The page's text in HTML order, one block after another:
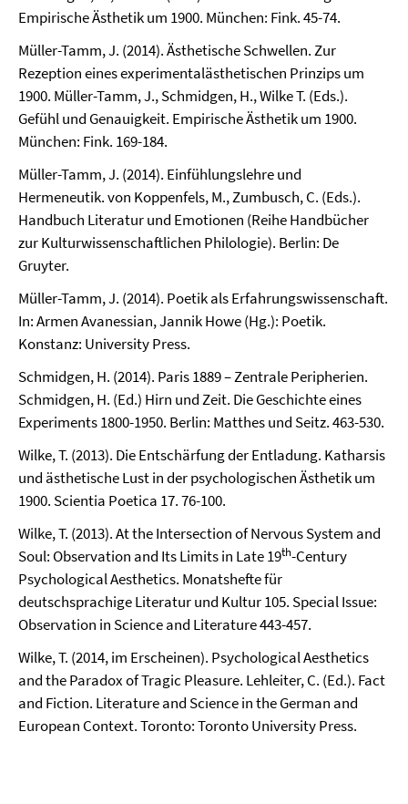
Empirische Ästhetik um 1900. München: Fink. 45-74.
Müller-Tamm, J. (2014). Ästhetische Schwellen. Zur
Rezeption eines experimentalästhetischen Prinzips um
1900. Müller-Tamm, J., Schmidgen, H., Wilke T. (Eds.).
Gefühl und Genauigkeit. Empirische Ästhetik um 1900.
München: Fink. 169-184.
Müller-Tamm, J. (2014). Einfühlungslehre und
Hermeneutik. von Koppenfels, M., Zumbusch, C. (Eds.).
Handbuch Literatur und Emotionen (Reihe Handbücher
zur Kulturwissenschaftlichen Philologie). Berlin: De
Gruyter.
Müller-Tamm, J. (2014). Poetik als Erfahrungswissenschaft.
In: Armen Avanessian, Jannik Howe (Hg.): Poetik.
Konstanz: University Press.
Schmidgen, H. (2014). Paris 1889 – Zentrale Peripherien.
Schmidgen, H. (Ed.) Hirn und Zeit. Die Geschichte eines
Experiments 1800-1950. Berlin: Matthes und Seitz. 463-530.
Wilke, T. (2013). Die Entschärfung der Entladung. Katharsis
und ästhetische Lust in der psychologischen Ästhetik um
1900. Scientia Poetica 17. 76-100.
Wilke, T. (2013). At the Intersection of Nervous System and
Soul: Observation and Its Limits in Late 19th-Century
Psychological Aesthetics. Monatshefte für
deutschsprachige Literatur und Kultur 105. Special Issue:
Observation in Science and Literature 443-457.
Wilke, T. (2014, im Erscheinen). Psychological Aesthetics
and the Paradox of Tragic Pleasure. Lehleiter, C. (Ed.). Fact
and Fiction. Literature and Science in the German and
European Context. Toronto: Toronto University Press.